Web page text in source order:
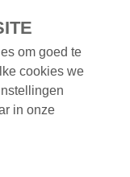
MENU
om goed te
cookies we
in onze